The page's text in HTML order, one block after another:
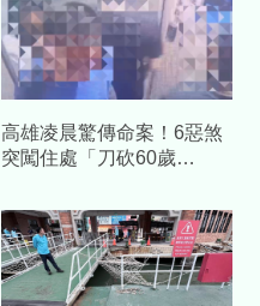
高雄凌晨驚傳命案！6惡煞
突闖住處「刀砍60歲